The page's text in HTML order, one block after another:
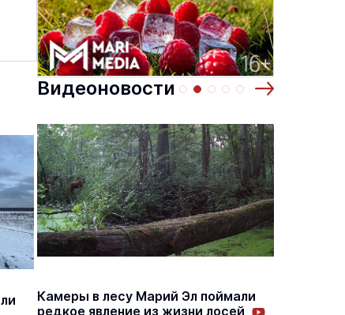
Видеоновости
Камеры в лесу Марий Эл поймали
редкое явление из жизни лосей